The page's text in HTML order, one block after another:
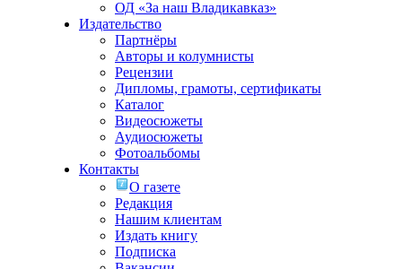
ОД «За наш Владикавказ»
Издательство
Партнёры
Авторы и колумнисты
Рецензии
Дипломы, грамоты, сертификаты
Каталог
Видеосюжеты
Аудиосюжеты
Фотоальбомы
Контакты
О газете
Редакция
Нашим клиентам
Издать книгу
Подписка